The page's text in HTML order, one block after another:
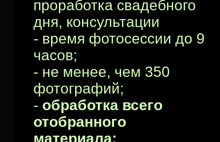
проработка свадебного
дня, консультации
- время фотосессии до 9
часов;
- не менее, чем 350
фотографий;
- обработка всего
отобранного
материала;